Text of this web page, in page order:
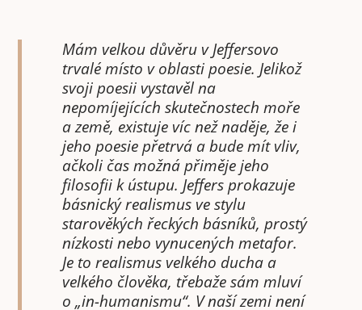
Mám velkou důvěru v Jeffersovo
trvalé místo v oblasti poesie. Jelikož
svoji poesii vystavěl na
nepomíjejících skutečnostech moře
a země, existuje víc než naděje, že i
jeho poesie přetrvá a bude mít vliv,
ačkoli čas možná přiměje jeho
filosofii k ústupu. Jeffers prokazuje
básnický realismus ve stylu
starověkých řeckých básníků, prostý
nízkosti nebo vynucených metafor.
Je to realismus velkého ducha a
velkého člověka, třebaže sám mluví
o „in-humanismu“. V naší zemi není